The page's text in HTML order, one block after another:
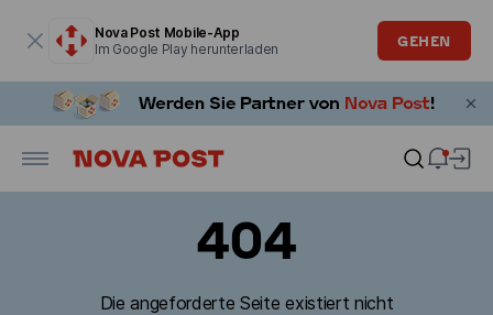
Nova Post Mobile-App
Im Google Play herunterladen
GEHEN
404
Die angeforderte Seite existiert nicht